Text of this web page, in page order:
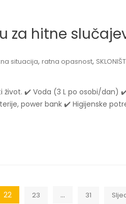
za hitne
situacija, ratna opasnost,
život. ✔️ Voda (3 L po osobi/dan)
power bank ✔️ Higijenske
22 23 … 31